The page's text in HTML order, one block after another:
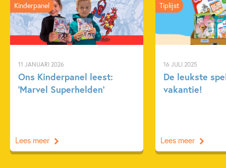
11 JANUARI 2026
Ons Kinderpanel leest:
‘Marvel Superhelden’
Kinderpanel
Lees meer
16 JULI 2025
De leukste
vakantie!
Tiplijst
Lees meer